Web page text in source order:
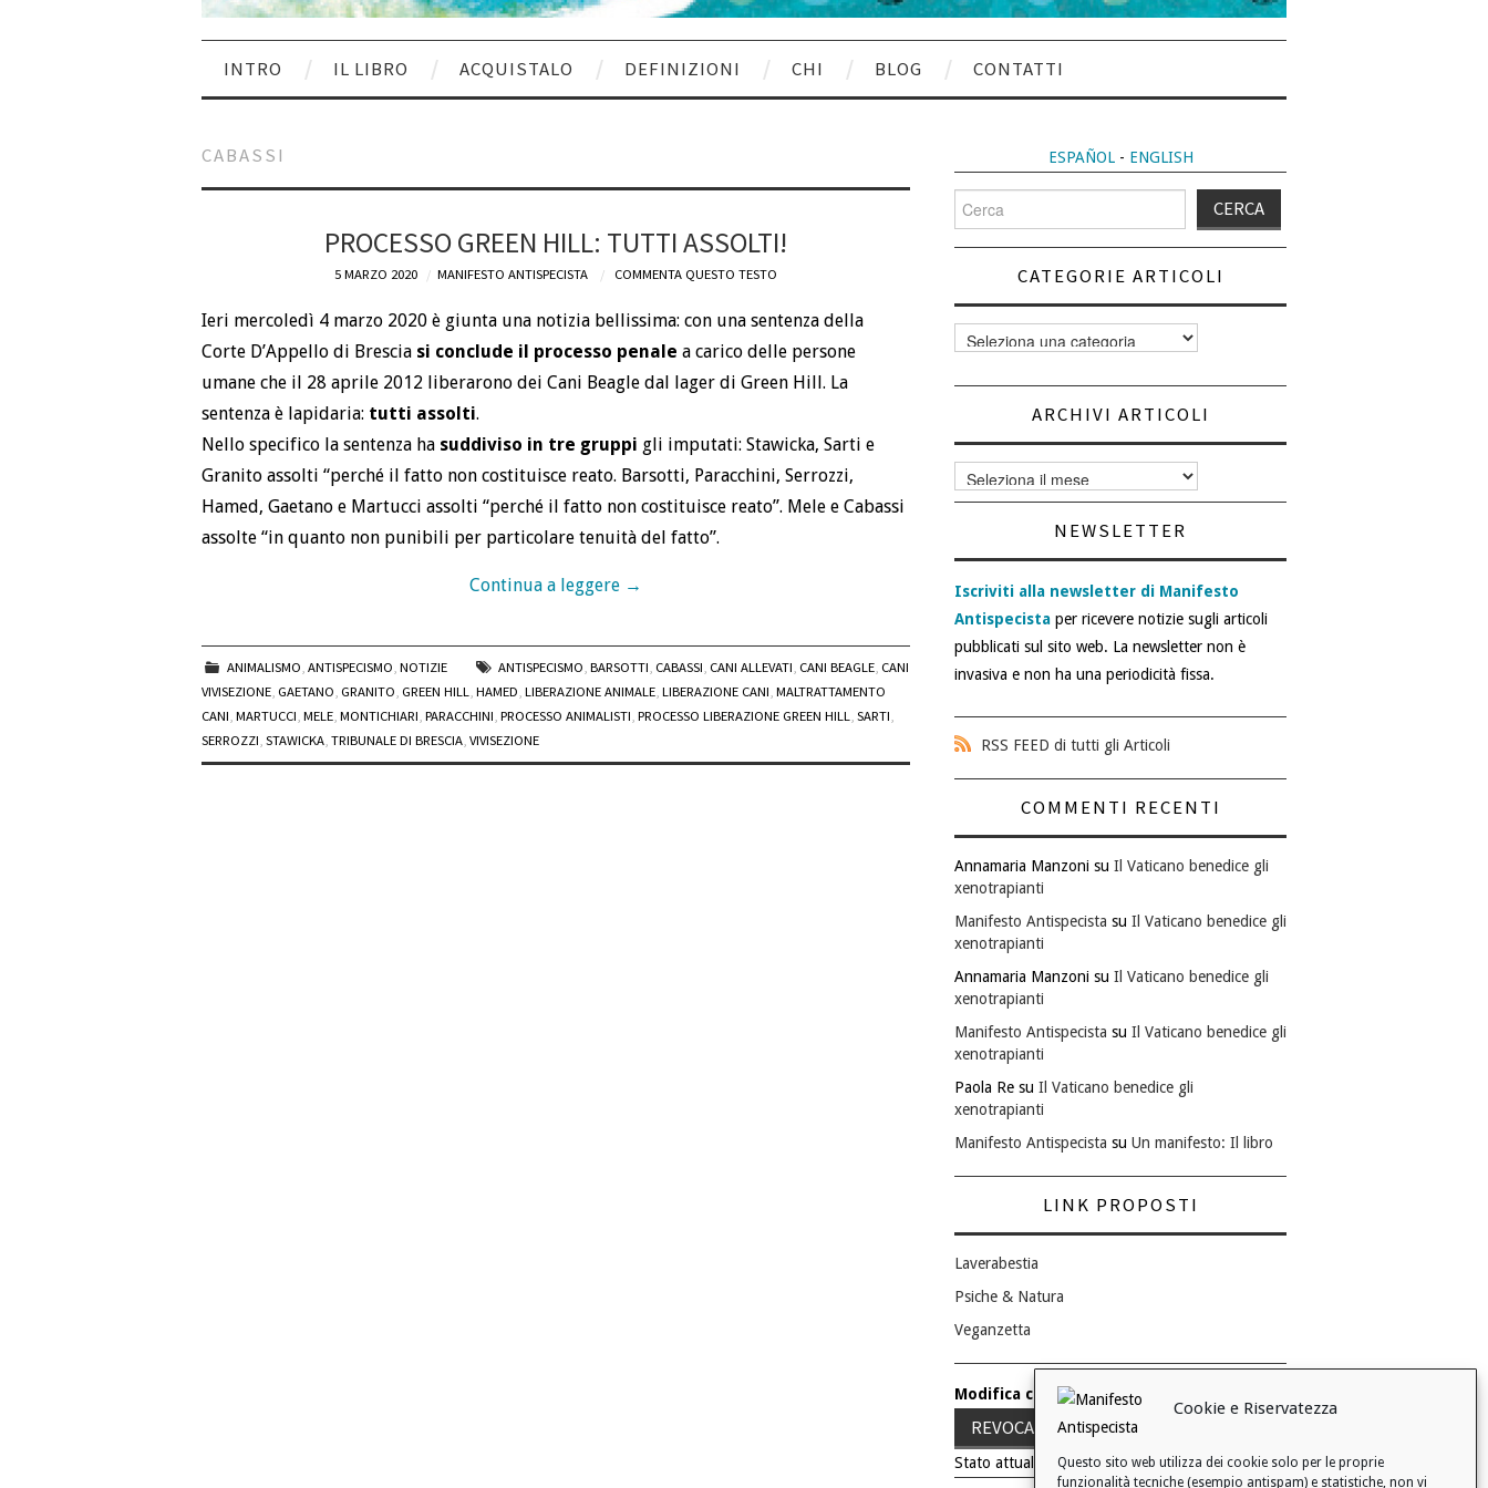
Cookie e Riservatezza
Questo sito web utilizza dei cookie solo per le proprie
funzionalità tecniche (esempio antispam) e statistiche, non vi
INTRO IL LIBRO ACQUISTALO DEFINIZIONI CHI BLOG CONTATTI
CABASSI
PROCESSO GREEN HILL: TUTTI ASSOLTI!
5 MARZO 2020 MANIFESTO ANTISPECISTA COMMENTA QUESTO TESTO
Ieri mercoledì 4 marzo 2020 è giunta una notizia bellissima: con una sentenza della
Corte D’Appello di Brescia si conclude il processo penale a carico delle persone
umane che il 28 aprile 2012 liberarono dei Cani Beagle dal lager di Green Hill. La
sentenza è lapidaria: tutti assolti.
Nello specifico la sentenza ha suddiviso in tre gruppi gli imputati: Stawicka, Sarti e
Granito assolti “perché il fatto non costituisce reato. Barsotti, Paracchini, Serrozzi,
Hamed, Gaetano e Martucci assolti “perché il fatto non costituisce reato”. Mele e Cabassi
assolte “in quanto non punibili per particolare tenuità del fatto”.
Continua a leggere →
ANIMALISMO,ANTISPECISMO,NOTIZIE ANTISPECISMO,BARSOTTI, CABASSI, CANI ALLEVATI, CANI BEAGLE, CANI
VIVISEZIONE, GAETANO, GRANITO, GREEN HILL, HAMED, LIBERAZIONE ANIMALE, LIBERAZIONE CANI, MALTRATTAMENTO
CANI, MARTUCCI, MELE, MONTICHIARI, PARACCHINI, PROCESSO ANIMALISTI, PROCESSO LIBERAZIONE GREEN HILL, SARTI,
SERROZZI, STAWICKA, TRIBUNALE DI BRESCIA, VIVISEZIONE
ESPAÑOL- ENGLISH
per:
CATEGORIE ARTICOLI
Categorie
articoli
ARCHIVI ARTICOLI
Archivi
articoli
NEWSLETTER
Iscriviti alla newsletter di Manifesto
Antispecista per ricevere notizie sugli articoli
pubblicati sul sito web. La newsletter non è
invasiva e non ha una periodicità fissa.
RSS FEED di tutti gli Articoli
COMMENTI RECENTI
Annamaria Manzoni su Il Vaticano benedice gli
xenotrapianti
Manifesto Antispecista su Il Vaticano benedice gli
xenotrapianti
Annamaria Manzoni su Il Vaticano benedice gli
xenotrapianti
Manifesto Antispecista su Il Vaticano benedice gli
xenotrapianti
Paola Re su Il Vaticano benedice gli
xenotrapianti
Manifesto Antispecista su Un manifesto: Il libro
LINK PROPOSTI
Laverabestia
Psiche & Natura
Veganzetta
Modifica consenso ai cookie
REVOCA IL TUO CONSENSO
Stato attuale: Negato